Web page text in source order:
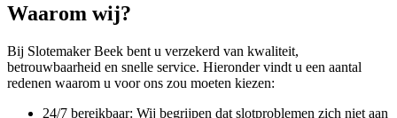
Waarom wij?
Bij Slotemaker Beek bent u verzekerd van kwaliteit,
betrouwbaarheid en snelle service. Hieronder vindt u een aantal
redenen waarom u voor ons zou moeten kiezen:
24/7 bereikbaar: Wij begrijpen dat slotproblemen zich niet aan